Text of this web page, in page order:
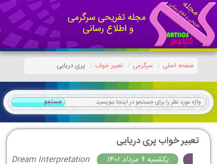
صفحه اصلی سرگرمی تعبیر خواب پری دریایی
تعبیر خواب پری دریایی
Dream Interpretation
يكشنبه 9 مرداد 1401